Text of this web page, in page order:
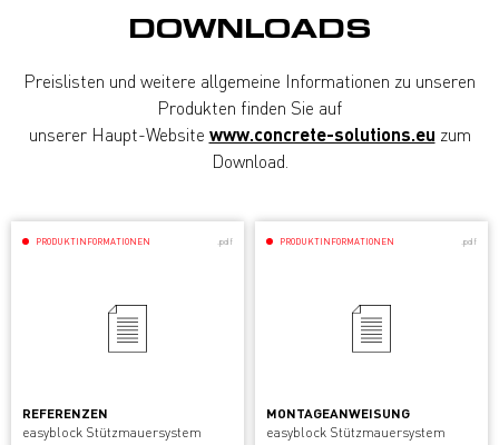
DOWNLOADS
Preislisten und weitere allgemeine Informationen zu unseren
Produkten finden Sie auf
unserer Haupt-Website www.concrete-solutions.eu zum
Download.
PRODUKTINFORMATIONEN .pdf
REFERENZEN
easyblock Stützmauersystem
PRODUKTINFORMATIONEN .pdf
MONTAGEANWEISUNG
easyblock Stützmauersystem